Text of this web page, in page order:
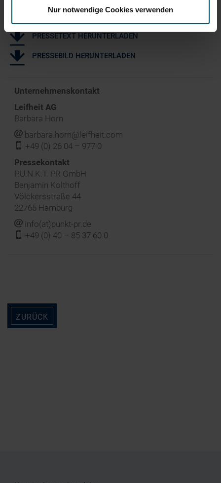
Nur notwendige Cookies verwenden
PRESSETEXT HERUNTERLADEN
PRESSEBILD HERUNTERLADEN
Unternehmenskontakt
Leifheit AG
Barbara Horn
j barbara.horn@leifheit.com
f +49 (0) 26 04 – 977 0
‍Pressekontakt
P.U.N.K.T. PR GmbH
Benjamin Kolthoff
Völckersstraße 44
22765 Hamburg
j info(at)punkt-pr.de
f +49 (0) 40 – 85 37 60 0
ZURÜCK